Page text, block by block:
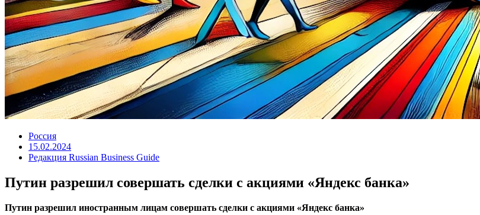
Россия
15.02.2024
Редакция Russian Business Guide
Путин разрешил совершать сделки с акциями «Яндекс банка»
Путин разрешил иностранным лицам совершать сделки с акциями «Яндекс банка»